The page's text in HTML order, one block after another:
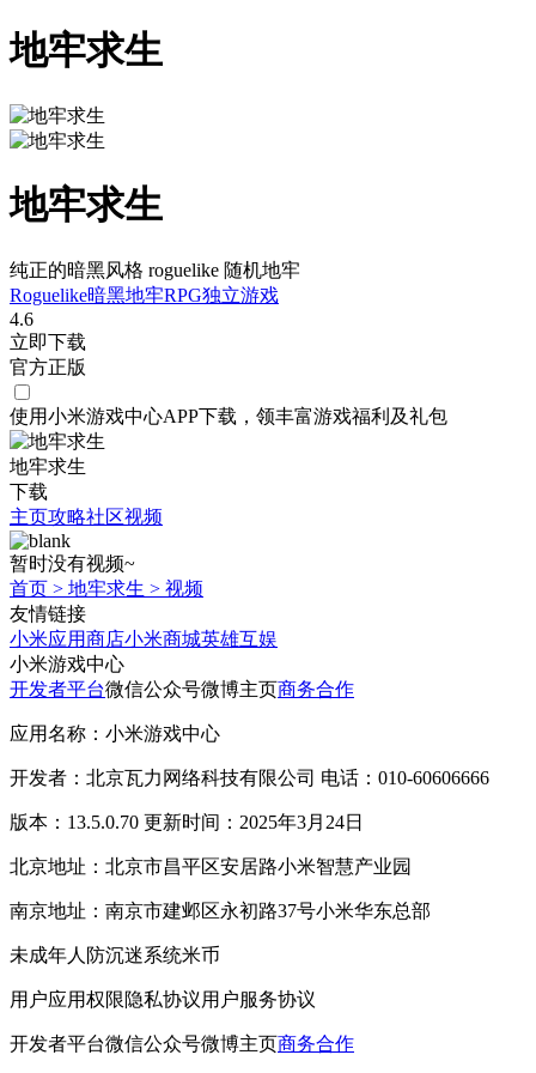
地牢求生
地牢求生
纯正的暗黑风格 roguelike 随机地牢
Roguelike暗黑地牢RPG独立游戏
4.6
立即下载
官方正版
使用小米游戏中心APP下载 ，领丰富游戏福利 及礼包
地牢求生
下载
主页攻略社区视频
暂时没有视频~
首页 > 地牢求生 > 视频
友情链接
小米应用商店小米商城英雄互娱
小米游戏中心
开发者平台微信公众号微博主页商务合作
应用名称：小米游戏中心
开发者：北京瓦力网络科技有限公司 电话：010-60606666
版本：13.5.0.70 更新时间：2025年3月24日
北京地址：北京市昌平区安居路小米智慧产业园
南京地址：南京市建邺区永初路37号小米华东总部
未成年人防沉迷系统米币
用户应用权限隐私协议用户服务协议
开发者平台微信公众号微博主页商务合作